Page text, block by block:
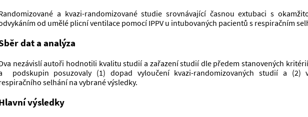
a kvazi-randomizované studie srovnávající časnou extubaci s
od umělé plicní ventilace pomocí IPPV u intubovaných pacientů s respiračním
dat a analýza
nezávislí autoři hodnotili kvalitu studií a zařazení studií dle předem stanovených
podskupin posuzovaly (1) dopad vyloučení kvazi-randomizovaných studií a (2)
selhání na vybrané výsledky.
výsledky